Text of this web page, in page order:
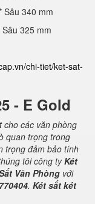
Sâu 340 mm
325 mm
chi-tiet/ket-sat-
- E Gold
cho các văn phòng
quan trọng trong
trọng đảm bảo tính
tôi công tyKét
Văn Phòng với
. Két sắt két